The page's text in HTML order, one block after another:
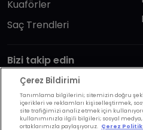
Kuaförler
Saç Trendleri
Bizi takip edin
Çerez Bildirimi
Tanımlama bilgilerini; sitemizin doğru
içerikleri ve reklamları kişiselleştirmek,
site trafiğimizi analiz etmek için
kullanımınızla ilgili bilgileri; sosyal
ortaklarımızla paylaşıyoruz. Çerez